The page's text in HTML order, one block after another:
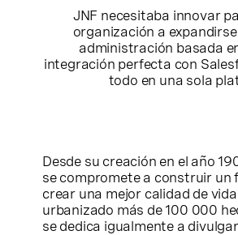
JNF necesitaba innovar
organización a
administración basada
integración perfecta con
todo en una sola
Desde su creación en el año
se compromete a construir un
crear una mejor calidad de
urbanizado más de 100 000
se dedica igualmente a